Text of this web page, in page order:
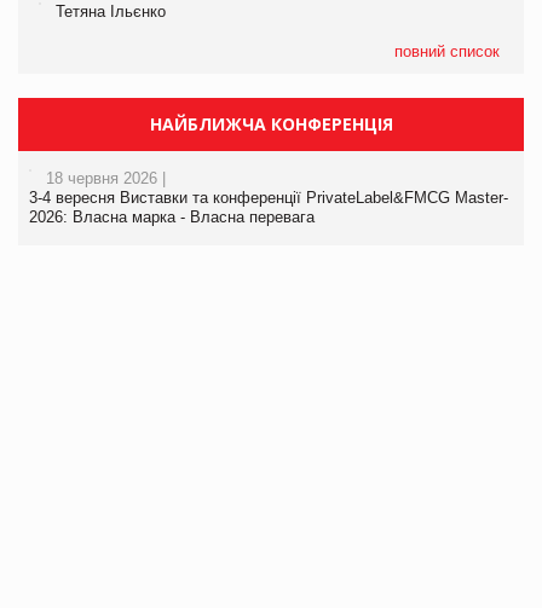
Тетяна Ільєнко
повний список
НАЙБЛИЖЧА КОНФЕРЕНЦІЯ
18 червня 2026 |
3-4 вересня Виставки та конференції PrivateLabel&FMCG Master-
2026: Власна марка - Власна перевага